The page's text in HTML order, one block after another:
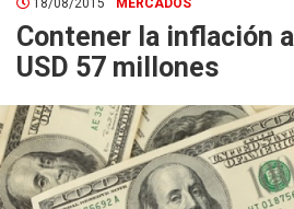
Contener la inflación
USD 57 millones